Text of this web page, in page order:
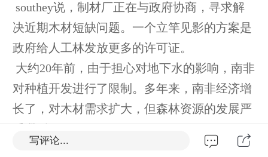
southey说，制材厂正在与政府协商，寻求解
决近期木材短缺问题。一个立竿见影的方案是
政府给人工林发放更多的许可证。
大约20年前，由于担心对地下水的影响，南非
对种植开发进行了限制。多年来，南非经济增
长了，对木材需求扩大，但森林资源的发展严
制材厂目前正在试图提高效率，将木材回收利
写评论...